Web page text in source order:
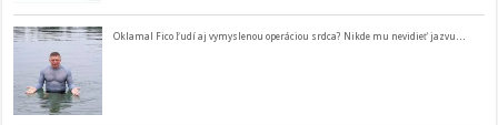
Oklamal Fico ľudí aj vymyslenou operáciou srdca? Nikde mu nevidieť jazvu…